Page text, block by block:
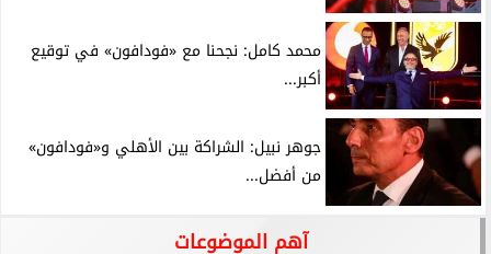
محمد كامل: نجحنا مع «فودافون» في توقيع
أكبر...
جوهر نبيل: الشراكة بين الأهلي و«فودافون»
من أفضل...
آهم الموضوعات